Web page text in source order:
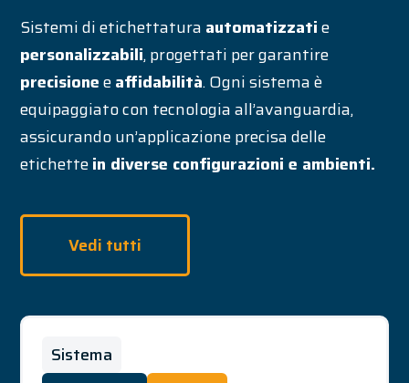
Sistemi di etichettatura automatizzatie
personalizzabili, progettati per garantire
precisioneeaffidabilità. Ogni sistema è
equipaggiato con tecnologia all’avanguardia,
assicurando un’applicazione precisa delle
etichettein diverse configurazioni e ambienti.
Vedi tutti
Sistema